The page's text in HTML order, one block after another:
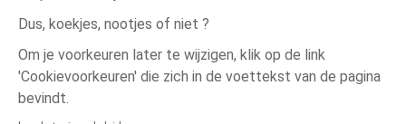
Dus, koekjes, nootjes of niet ?
Om je voorkeuren later te wijzigen, klik op de link
'Cookievoorkeuren' die zich in de voettekst van de pagina
bevindt.
Groen Groen
3
Wettelijke bepalingen
Persoonsgegevens